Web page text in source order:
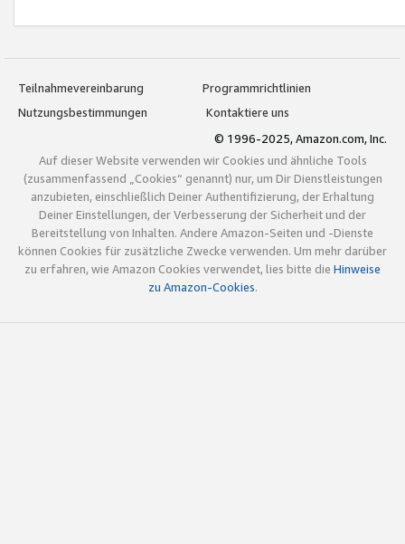
Teilnahmevereinbarung
Programmrichtlinien
Nutzungsbestimmungen
Kontaktiere uns
© 1996-2025, Amazon.com, Inc.
Auf dieser Website verwenden wir Cookies und ähnliche Tools
(zusammenfassend „Cookies“ genannt) nur, um Dir Dienstleistungen
anzubieten, einschließlich Deiner Authentifizierung, der Erhaltung
Deiner Einstellungen, der Verbesserung der Sicherheit und der
Bereitstellung von Inhalten. Andere Amazon-Seiten und -Dienste
können Cookies für zusätzliche Zwecke verwenden. Um mehr darüber
zu erfahren, wie Amazon Cookies verwendet, lies bitte die Hinweise
zu Amazon-Cookies.